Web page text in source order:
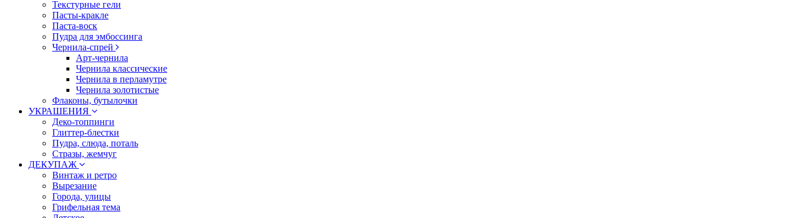
Текстурные гели
Пасты-кракле
Паста-воск
Пудра для эмбоссинга
Чернила-спрей
Арт-чернила
Чернила классические
Чернила в перламутре
Чернила золотистые
Флаконы, бутылочки
УКРАШЕНИЯ
Деко-топпинги
Глиттер-блестки
Пудра, слюда, поталь
Стразы, жемчуг
ДЕКУПАЖ
Винтаж и ретро
Вырезание
Города, улицы
Грифельная тема